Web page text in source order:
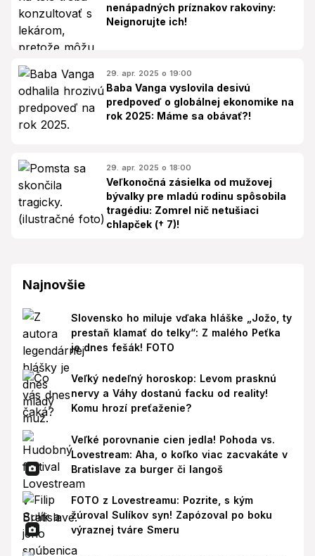
nenápadných príznakov rakoviny:
Neignorujte ich!
29. apr. 2025 o 19:00
Baba Vanga vyslovila desivú
predpoveď o globálnej ekonomike na
rok 2025: Máme sa obávať?!
29. apr. 2025 o 18:00
Veľkonočná zásielka od mužovej
bývalky pre mladú rodinu spôsobila
tragédiu: Zomrel nič netušiaci
chlapček († 7)!
Najnovšie
Slovensko ho miluje vďaka hláške „Jožo, ty
prestaň klamať do telky“: Z malého Peťka
je dnes fešák! FOTO
Veľký nedeľný horoskop: Levom prasknú
nervy a Váhy dostanú facku od reality!
Komu hrozí preťaženie?
Veľké porovnanie cien jedla! Pohoda vs.
Lovestream: Aha, o koľko viac zacvakáte v
Bratislave za burger či langoš
FOTO z Lovestreamu: Pozrite, s kým
žúroval Sulíkov syn! Zapózoval po boku
výraznej tváre Smeru